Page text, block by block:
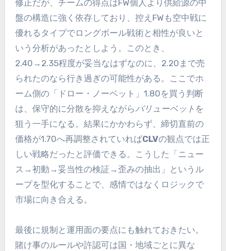
修正だが、チームの得点はFW個人より供給源の中
盤の構造に強く依存しており、控えFWも空中戦に
優れるタイプでロングボール戦術と相性が良いと
いう分析があったとしよう。このとき、
2.40→2.35程度が妥当なはずなのに、2.20まで売
られたのなら行き過ぎの可能性がある。ここでホ
ーム側の「ドロー・ノーベット」1.80を買う判断
は、保守的に分散を抑えながらバリューベット を
狙う一手になる。結果にかかわらず、締切直前の
価格が1.70へ再調整されていればCLVの観点では正
しい戦略だったと評価できる。こうした「ニュー
ス→初動→妥当性の検証→歪みの抽出」というル
ープを型化することで、感情ではなくロジックで
市場に向き合える。
最後に規制と運用面の要点にも触れておきたい。
賭け事のルールや許認可は国・地域ごとに異な